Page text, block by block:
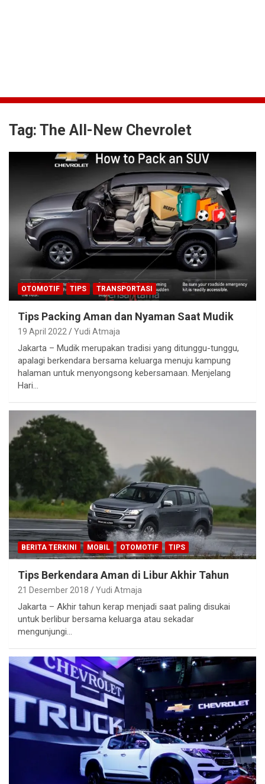
Tag: The All-New Chevrolet
OTOMOTIF TIPS TRANSPORTASI
Tips Packing Aman dan Nyaman Saat Mudik
19 April 2022 Yudi Atmaja
Jakarta – Mudik merupakan tradisi yang ditunggu-tunggu,
apalagi berkendara bersama keluarga menuju kampung
halaman untuk menyongsong kebersamaan. Menjelang
Hari…
BERITA TERKINI MOBIL OTOMOTIF TIPS
Tips Berkendara Aman di Libur Akhir Tahun
21 Desember 2018 Yudi Atmaja
Jakarta – Akhir tahun kerap menjadi saat paling disukai
untuk berlibur bersama keluarga atau sekadar
mengunjungi…